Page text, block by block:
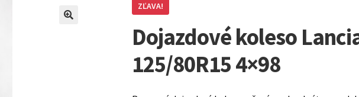
ZĽAVA!
Dojazdové koleso
125/80R15 4×98